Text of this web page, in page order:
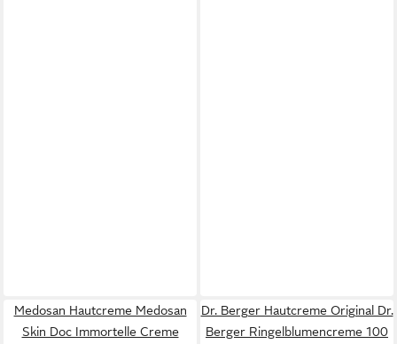
Medosan Hautcreme Medosan
Skin Doc Immortelle Creme
Dr. Berger Hautcreme Original Dr.
Berger Ringelblumencreme 100